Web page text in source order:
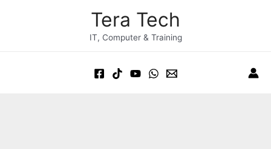
Tera Tech
IT, Computer & Training